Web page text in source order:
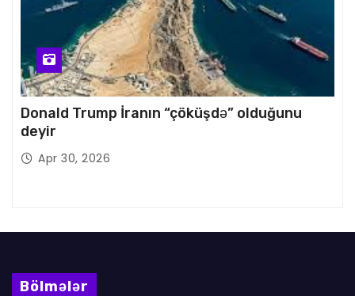
Donald Trump İranın “çöküşdə” olduğunu
deyir
Apr 30, 2026
Bölmələr